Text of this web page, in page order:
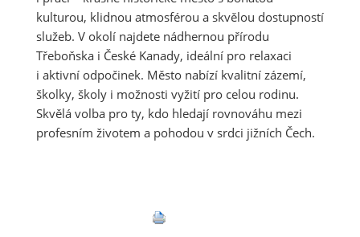
kulturou, klidnou atmosférou a skvělou dostupností
služeb. V okolí najdete nádhernou přírodu
Třeboňska i České Kanady, ideální pro relaxaci
i aktivní odpočinek. Město nabízí kvalitní zázemí,
školky, školy i možnosti vyžití pro celou rodinu.
Skvělá volba pro ty, kdo hledají rovnováhu mezi
profesním životem a pohodou v srdci jižních Čech.